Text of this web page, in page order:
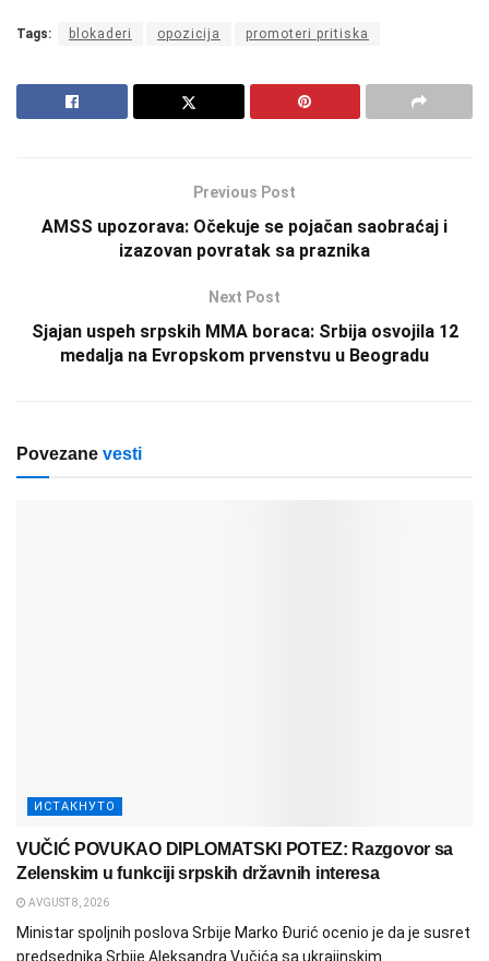
Tags: blokaderi opozicija promoteri pritiska
Previous Post
AMSS upozorava: Očekuje se pojačan saobraćaj i
izazovan povratak sa praznika
Next Post
Sjajan uspeh srpskih MMA boraca: Srbija osvojila 12
medalja na Evropskom prvenstvu u Beogradu
Povezane vesti
ИСТАКНУТО
VUČIĆ POVUKAO DIPLOMATSKI POTEZ: Razgovor sa
Zelenskim u funkciji srpskih državnih interesa
AVGUST 8, 2026
Ministar spoljnih poslova Srbije Marko Đurić ocenio je da je susret
predsednika Srbije Aleksandra Vučića sa ukrajinskim